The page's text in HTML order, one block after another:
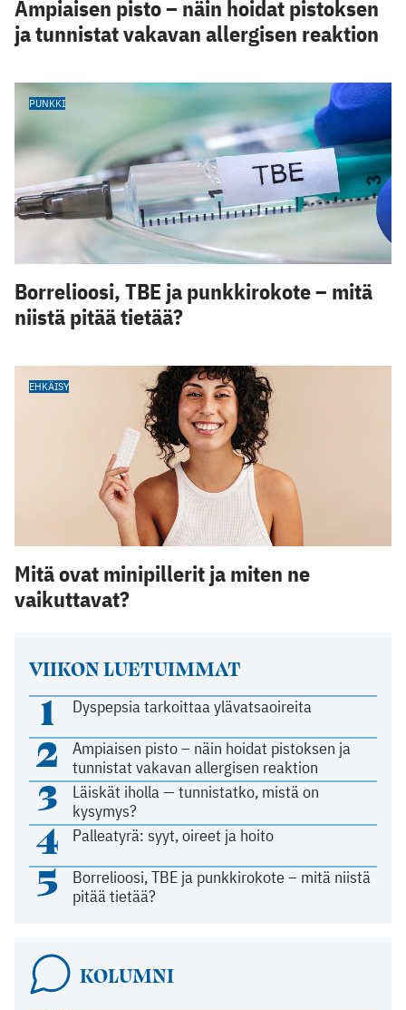
VIIKON LUETUIMMAT
1 Dyspepsia tarkoittaa ylävatsaoireita
2
Ampiaisen pisto – näin hoidat pistoksen ja
tunnistat vakavan allergisen reaktion
3
Läiskät iholla — tunnistatko, mistä on
kysymys?
4 Palleatyrä: syyt, oireet ja hoito
5
Borrelioosi, TBE ja punkkirokote – mitä niistä
pitää tietää?
KOLUMNI
Ampiaisen pisto – näin hoidat pistoksen
ja tunnistat vakavan allergisen reaktion
PUNKKI
Borrelioosi, TBE ja punkkirokote – mitä
niistä pitää tietää?
EHKÄISY
Mitä ovat minipillerit ja miten ne
vaikuttavat?